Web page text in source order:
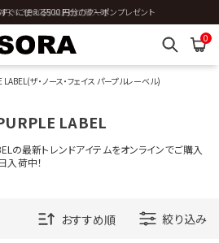
円 ※3,980円以上のご購入時
0
ザ・ノース・フェイス パープルレーベル)
LABEL
の最新トレンドアイテムをオンラインでご購入
入荷中！
絞り込み